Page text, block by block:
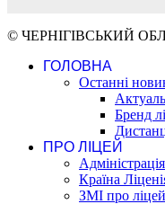
© ЧЕРНІГІВСЬКИЙ
ГОЛОВНА
Останні
Бренд
ПРО ЛІЦЕЙ
Адміністрація
Країна
ЗМІ про ліцей